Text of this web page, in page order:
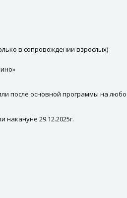
в сопровождении взрослых)
после основной программы на
накануне 29.12.2025г.